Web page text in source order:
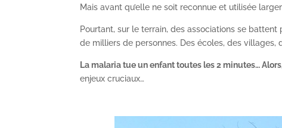
Mais avant qu’elle ne soit reconnue et utilisée
Pourtant, sur le terrain, des associations se
de milliers de personnes. Des écoles, des
La malaria tue un enfant toutes les 2 minutes…
enjeux cruciaux…